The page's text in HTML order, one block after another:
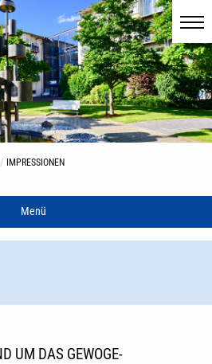
IMPRESSIONEN
Menü
UM DAS GEWOGE-